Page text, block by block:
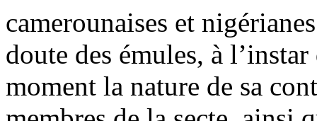
camerounaises et
doute des émules, à
moment la nature de sa